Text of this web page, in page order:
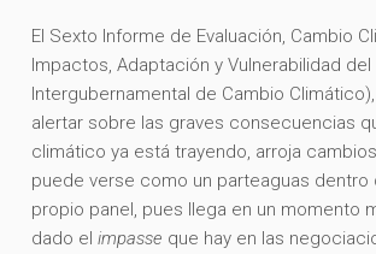
El Sexto Informe de Evaluación, Cambio
Impactos, Adaptación y Vulnerabilidad del
Intergubernamental de Cambio
alertar sobre las graves consecuencias
climático ya está trayendo, arroja
puede verse como un parteaguas dentro
propio panel, pues llega en un momento
dado elimpasse que hay en las